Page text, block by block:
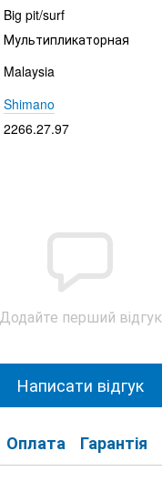
Big pit/surf
Мультипликаторная
Malaysia
Shimano
2266.27.97
Додайте перший відгук
Написати відгук
Оплата Гарантія